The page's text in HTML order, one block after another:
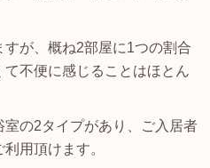
が、概ね2部屋に1つの割合
不便に感じることはほとん
の2タイプがあり、ご入居者
用頂けます。